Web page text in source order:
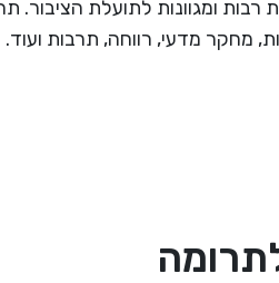
רבות ומגוונות לתועלת הציבור.
מחקר מדעי, רווחה, תרבות ועוד.